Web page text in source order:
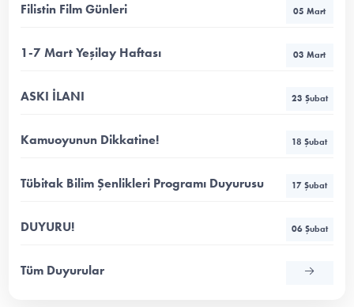
Filistin Film Günleri 05 Mart
1-7 Mart Yeşilay Haftası 03 Mart
ASKI İLANI 23 Şubat
Kamuoyunun Dikkatine! 18 Şubat
Tübitak Bilim Şenlikleri Programı Duyurusu 17 Şubat
DUYURU! 06 Şubat
Tüm Duyurular